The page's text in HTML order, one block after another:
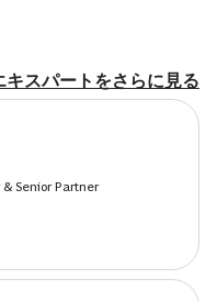
キスパートをさらに見る
Senior Partner